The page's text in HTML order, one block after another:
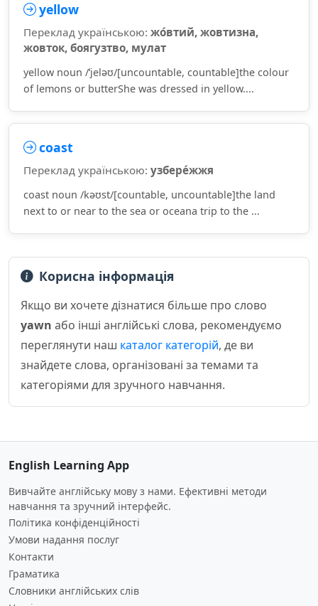
yellow
Переклад українською: жо́втий, жовтизна,
жовток, боягузтво, мулат
yellow noun /ˈjeləʊ/[uncountable, countable]the colour
of lemons or butterShe was dressed in yellow....
coast
Переклад українською: узбере́жжя
coast noun /kəʊst/[countable, uncountable]the land
next to or near to the sea or oceana trip to the ...
Корисна інформація
Якщо ви хочете дізнатися більше про слово
yawn або інші англійські слова, рекомендуємо
переглянути наш каталог категорій, де ви
знайдете слова, організовані за темами та
категоріями для зручного навчання.
English Learning App
Вивчайте англійську мову з нами. Ефективні методи
навчання та зручний інтерфейс.
Політика конфіденційності
Умови надання послуг
Контакти
Граматика
Словники англійських слів